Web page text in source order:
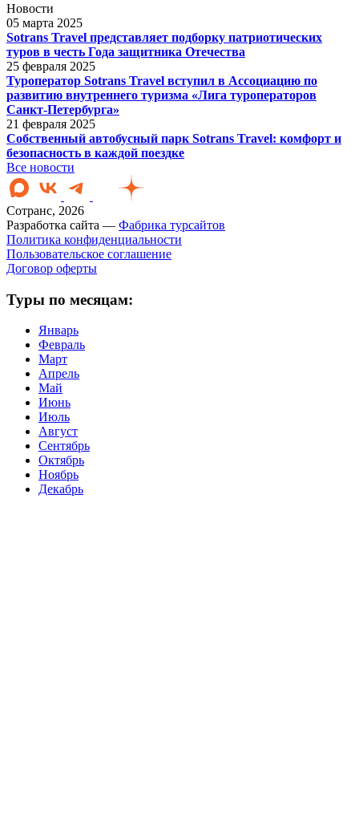
Новости
05 марта 2025
Sotrans Travel представляет подборку патриотических
туров в честь Года защитника Отечества
25 февраля 2025
Туроператор Sotrans Travel вступил в Ассоциацию по
развитию внутреннего туризма «Лига туроператоров
Санкт-Петербурга»
21 февраля 2025
Собственный автобусный парк Sotrans Travel: комфорт и
безопасность в каждой поездке
Все новости
Сотранс, 2026
Разработка сайта — Фабрика турсайтов
Политика конфиденциальности
Пользовательское соглашение
Договор оферты
Туры по месяцам:
Январь
Февраль
Март
Апрель
Май
Июнь
Июль
Август
Сентябрь
Октябрь
Ноябрь
Декабрь